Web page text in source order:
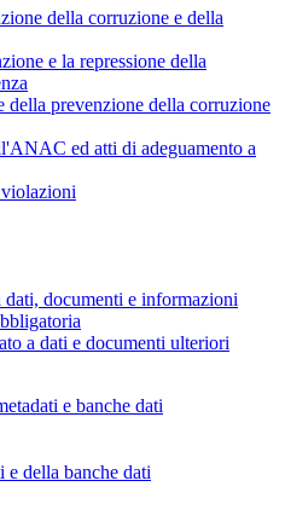
della corruzione e della
e la repressione della
della prevenzione della corruzione
ed atti di adeguamento a
documenti e informazioni
a dati e documenti ulteriori
e banche dati
e della banche dati